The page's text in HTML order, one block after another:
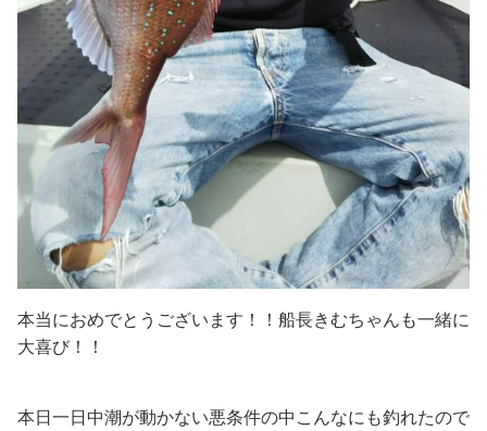
本当におめでとうございます！！船長きむちゃんも一緒に
大喜び！！
本日一日中潮が動かない悪条件の中こんなにも釣れたので